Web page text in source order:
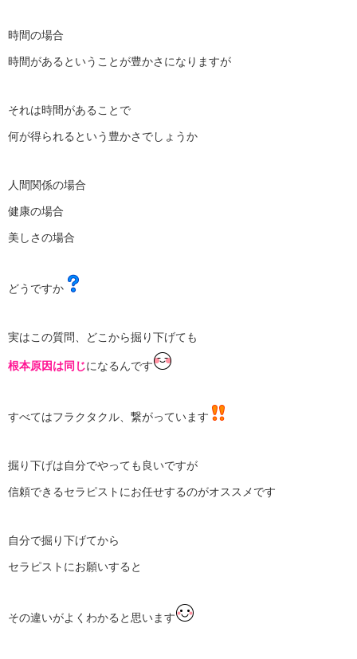
時間の場合
時間があるということが豊かさになりますが
それは時間があることで
何が得られるという豊かさでしょうか
人間関係の場合
健康の場合
美しさの場合
どうですか
実はこの質問、どこから掘り下げても
根本原因は同じになるんです
すべてはフラクタクル、繋がっています
掘り下げは自分でやっても良いですが
信頼できるセラピストにお任せするのがオススメです
自分で掘り下げてから
セラピストにお願いすると
その違いがよくわかると思います